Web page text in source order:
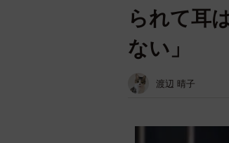
られて耳
ない」
渡辺 晴子